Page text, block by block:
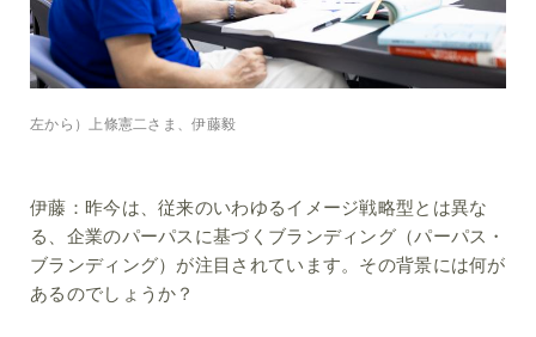
左から）上條憲二さま、伊藤毅
伊藤： 昨今は、従来のいわゆるイメージ戦略型とは異な
る、企業のパーパスに基づくブランディング（パーパス・
ブランディング）が注目されています。その背景には何が
あるのでしょうか？